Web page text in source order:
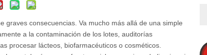
graves consecuencias. Va mucho más allá de una simple
a la contaminación de los lotes, auditorías
procesar lácteos, biofarmacéuticos o cosméticos.